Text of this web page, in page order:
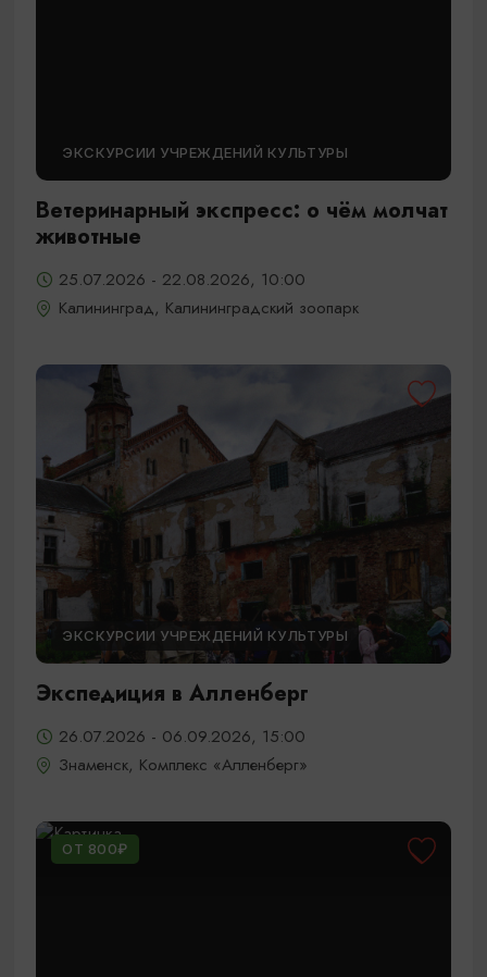
ЭКСКУРСИИ УЧРЕЖДЕНИЙ КУЛЬТУРЫ
Ветеринарный экспресс: о чём молчат
животные
25.07.2026 - 22.08.2026, 10:00
Калининград, Калининградский зоопарк
ЭКСКУРСИИ УЧРЕЖДЕНИЙ КУЛЬТУРЫ
Экспедиция в Алленберг
26.07.2026 - 06.09.2026, 15:00
Знаменск, Комплекс «Алленберг»
ОТ 800₽